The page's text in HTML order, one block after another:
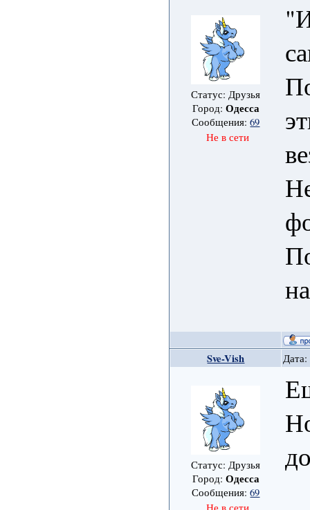
Статус: Друзья
Город: Одесса
Сообщения:69
Не в сети
Sve-Vish
Статус: Друзья
Город: Одесса
Сообщения:69